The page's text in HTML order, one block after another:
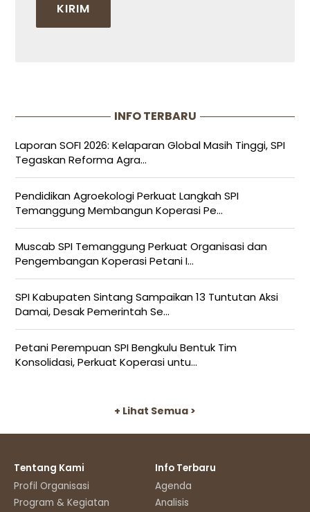
INFO TERBARU
Laporan SOFI 2026: Kelaparan Global Masih Tinggi, SPI
Tegaskan Reforma Agra...
Pendidikan Agroekologi Perkuat Langkah SPI
Temanggung Membangun Koperasi Pe...
Muscab SPI Temanggung Perkuat Organisasi dan
Pengembangan Koperasi Petani I...
SPI Kabupaten Sintang Sampaikan 13 Tuntutan Aksi
Damai, Desak Pemerintah Se...
Petani Perempuan SPI Bengkulu Bentuk Tim
Konsolidasi, Perkuat Koperasi untu...
+ Lihat Semua >
Tentang Kami
Profil Organisasi
Program & Kegiatan
Info Terbaru
Agenda
Analisis